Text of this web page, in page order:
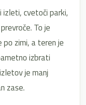
izleti, cvetoči parki,
To je
zimi, a teren je
izbrati
je manj
zase.